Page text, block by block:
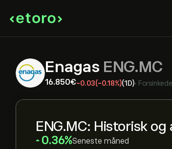
Enagas ENG.MC
16.850‎€‎-0.03(-0.18%)(1D)•
ENG.MC: Historisk
‎0.36‎ Seneste måned